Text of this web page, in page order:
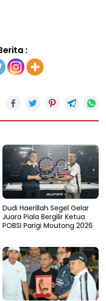
:
Dudi Haerillah Segel Gelar
Juara Piala Bergilir Ketua
POBSI Parigi Moutong 2026